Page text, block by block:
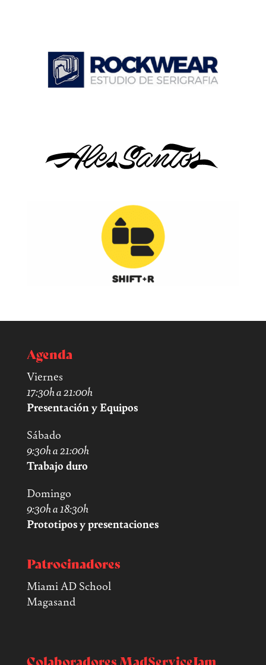
Agenda
Viernes
17:30h a 21:00h
Presentación y Equipos
Sábado
9:30h a 21:00h
Trabajo duro
Domingo
9:30h a 18:30h
Prototipos y presentaciones
Patrocinadores
Miami AD School
Magasand
Colaboradores MadServiceJam